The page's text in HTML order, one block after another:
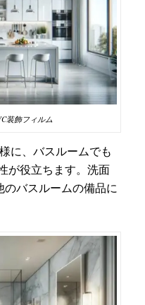
装飾フィルム
に、バスルームでも
が役立ちます。洗面
バスルームの備品に